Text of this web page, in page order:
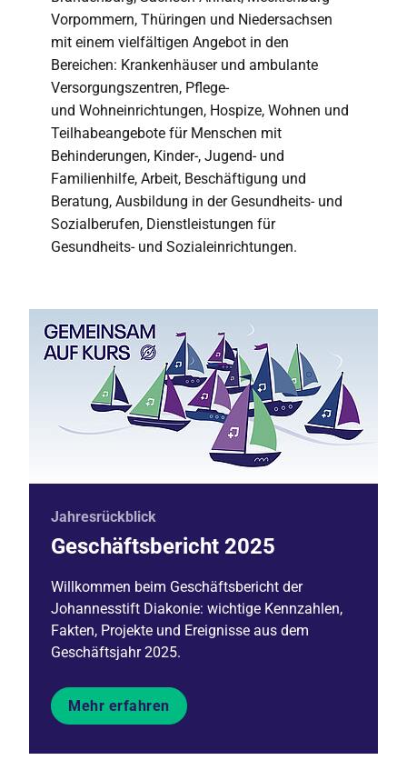
Vorpommern, Thüringen und Niedersachsen
mit einem vielfältigen Angebot in den
Bereichen: Krankenhäuser und ambulante
Versorgungszentren, Pflege-
und Wohneinrichtungen, Hospize, Wohnen und
Teilhabeangebote für Menschen mit
Behinderungen, Kinder-, Jugend- und
Familienhilfe, Arbeit, Beschäftigung und
Beratung, Ausbildung in der Gesundheits- und
Sozialberufen, Dienstleistungen für
Gesundheits- und Sozialeinrichtungen.
Jahresrückblick
Geschäftsbericht 2025
Willkommen beim Geschäftsbericht der
Johannesstift Diakonie: wichtige Kennzahlen,
Fakten, Projekte und Ereignisse aus dem
Geschäftsjahr 2025.
Mehr erfahren